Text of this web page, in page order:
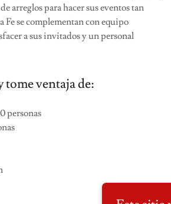
arreglos para hacer sus eventos tan
Fe se complementan con equipo
a sus invitados y un personal
tome ventaja de:
personas